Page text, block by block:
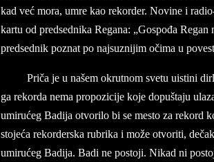
kad već mora, umre kao re­kor­der. No­vi­ne i
kar­tu od pred­sed­ni­ka Re­­ga­na: „Go­spođa
pred­sed­nik po­znat po naj­su­zni­jim očima u
Priča je u na­šem okrut­nom sve­tu uist­ini
ga re­kor­da nema pro­po­zi­ci­je koje dopuštaju
umi­rućeg Badija otvo­ri­lo bi se me­sto za re­kord
sto­jeća re­kor­der­ska rubri­ka i može otvo­ri­ti,
umirućeg Badija. Badi ne po­sto­ji. Ni­kad ni